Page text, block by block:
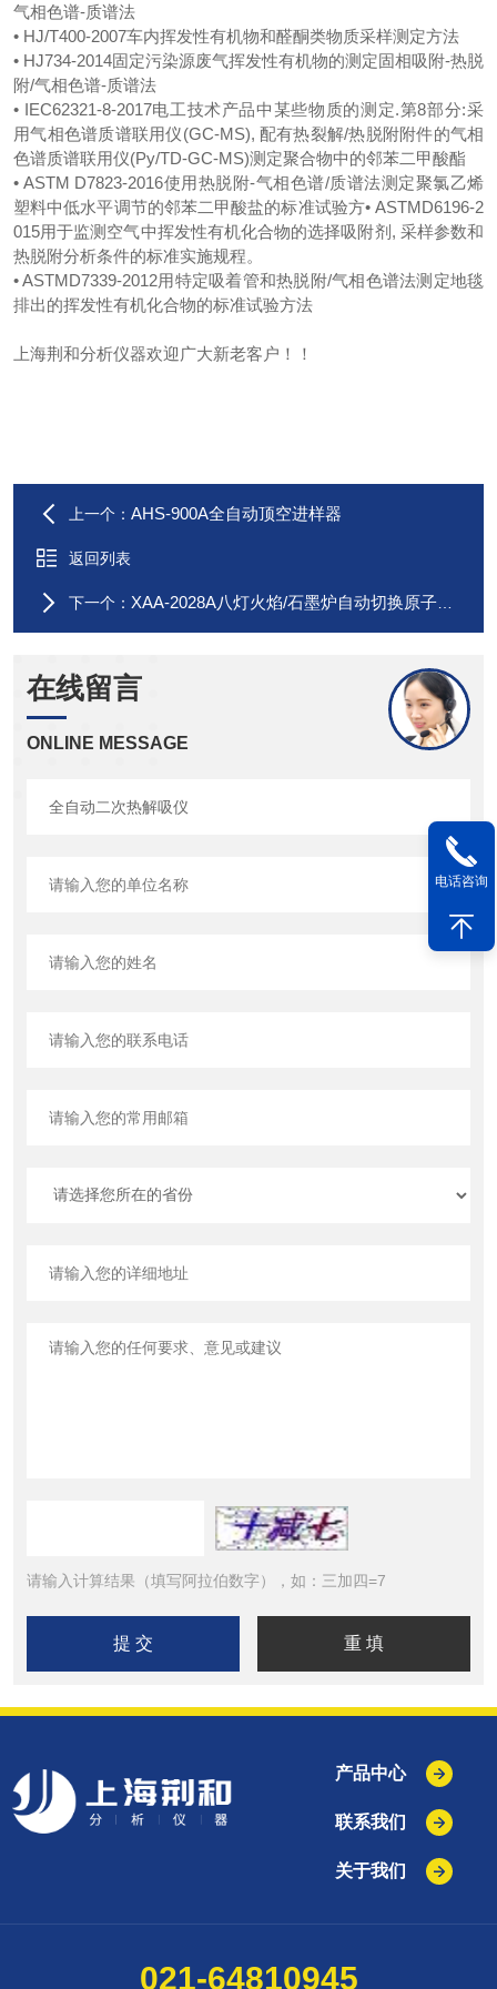
气相色谱-质谱法
• HJ/T400-2007车内挥发性有机物和醛酮类物质采样测定方法
• HJ734-2014固定污染源废气挥发性有机物的测定固相吸附-热脱
附/气相色谱-质谱法
• IEC62321-8-2017电工技术产品中某些物质的测定.第8部分:采
用气相色谱质谱联用仪(GC-MS), 配有热裂解/热脱附附件的气相
色谱质谱联用仪(Py/TD-GC-MS)测定聚合物中的邻苯二甲酸酯
• ASTM D7823-2016使用热脱附-气相色谱/质谱法测定聚氯乙烯
塑料中低水平调节的邻苯二甲酸盐的标准试验方• ASTMD6196-2
015用于监测空气中挥发性有机化合物的选择吸附剂, 采样参数和
热脱附分析条件的标准实施规程。
• ASTMD7339-2012用特定吸着管和热脱附/气相色谱法测定地毯
排出的挥发性有机化合物的标准试验方法
上海荆和分析仪器欢迎广大新老客户！！
上一个： AHS-900A全自动顶空进样器
返回列表
下一个： XAA-2028A八灯火焰/石墨炉自动切换原子吸收光度计
在线留言
ONLINE MESSAGE
请输入计算结果（填写阿拉伯数字），如：三加四=7
产品中心
联系我们
关于我们
021-64810945
电话咨询